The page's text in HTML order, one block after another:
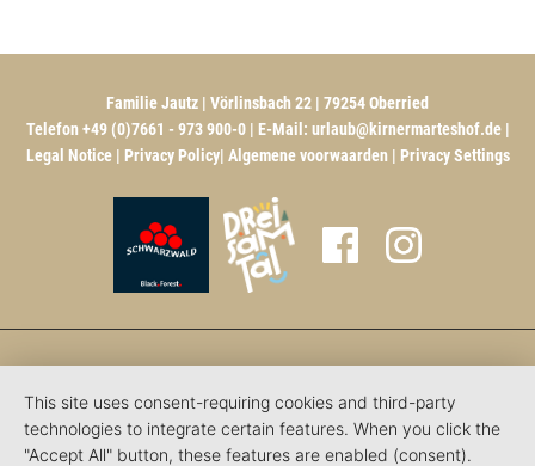
Familie Jautz | Vörlinsbach 22 | 79254 Oberried
Telefon +49 (0)7661 - 973 900-0 | E-Mail: urlaub@kirnermarteshof.de|
Legal Notice| Privacy Policy| Algemene voorwaarden | Privacy Settings
This site uses consent-requiring cookies and third-party
technologies to integrate certain features. When you click the
"Accept All" button, these features are enabled (consent).